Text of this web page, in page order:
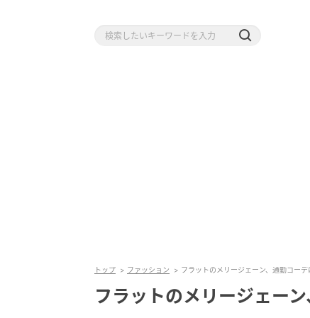
トップ ファッション フラットのメリージェーン、通勤コーデ
フラットのメリージェー